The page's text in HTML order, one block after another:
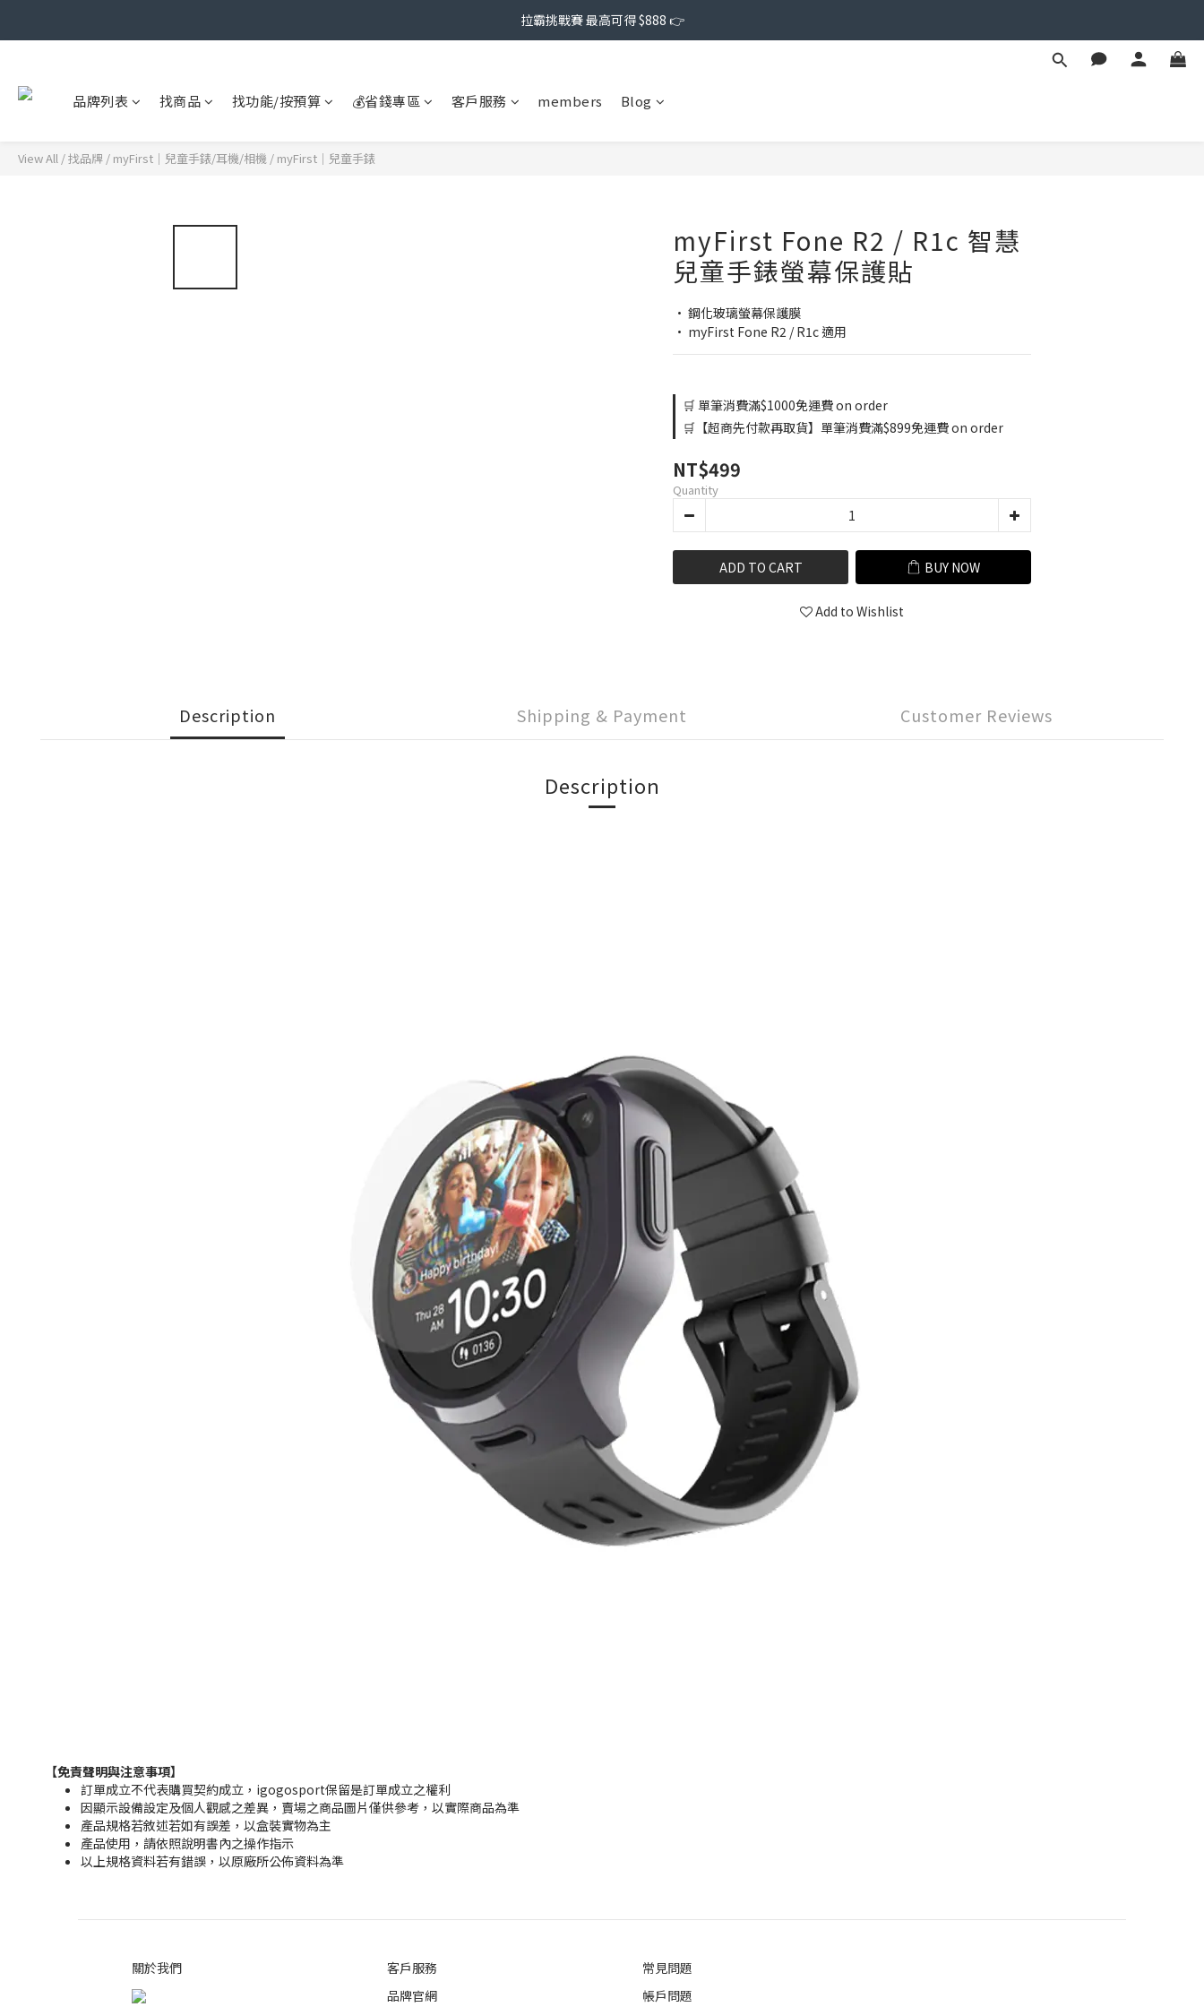
拉霸挑戰賽 最高可得 $888 👉
品牌列表 找商品 找功能/按預算 💰省錢專區 客戶服務 members Blog
View All /找品牌 / myFirst｜兒童手錶/耳機/相機 / myFirst｜兒童手錶
myFirst Fone R2 / R1c 智慧
兒童手錶螢幕保護貼
• 鋼化玻璃螢幕保護膜
• myFirst Fone R2 / R1c 適用
🛒 單筆消費滿$1000免運費 on order
🛒【超商先付款再取貨】單筆消費滿$899免運費 on order
NT$499
Quantity
ADD TO CART BUY NOW
Add to Wishlist
Description Shipping & Payment Customer Reviews
Description
【免責聲明與注意事項】
訂單成立不代表購買契約成立，igogosport保留是訂單成立之權利
因顯示設備設定及個人觀感之差異，賣場之商品圖片僅供參考，以實際商品為準
產品規格若敘述若如有誤差，以盒裝實物為主
產品使用，請依照說明書內之操作指示
以上規格資料若有錯誤，以原廠所公佈資料為準
關於我們
客戶服務
品牌官網
常見問題
帳戶問題